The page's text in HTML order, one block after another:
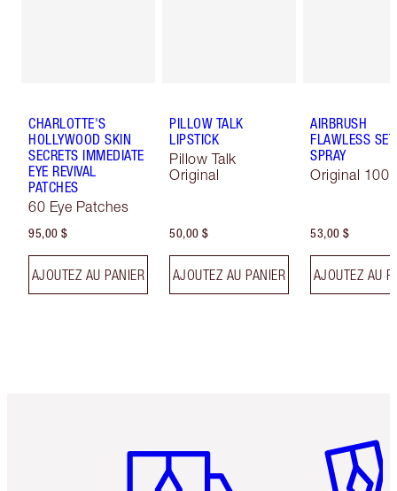
CHARLOTTE'S
HOLLYWOOD SKIN
SECRETS IMMEDIATE
EYE REVIVAL
PATCHES
60 Eye Patches
95,00 $
AJOUTEZ AU PANIER
PILLOW TALK
LIPSTICK
Pillow Talk
Original
50,00 $
AJOUTEZ AU PANIER
AIRBRUSH
FLAWLESS
SPRAY
Original 100
53,00 $
AJOUTEZ AU